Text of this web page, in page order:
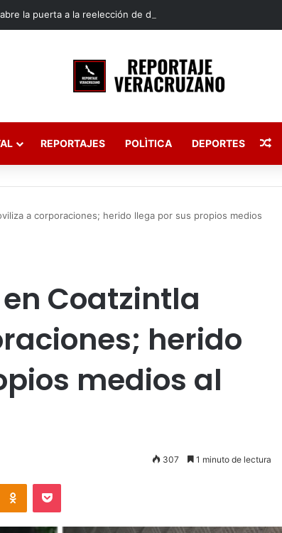
la puerta a la reelección de diputados en Veracruz
REPORTAJES POLÌTICA DEPORTES
a corporaciones; herido llega por sus propios medios
Coatzintla
herido
medios al
307 1 minuto de lectura
Odnoklassniki
Pocket